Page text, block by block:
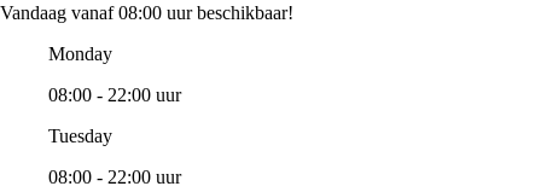
Vandaag vanaf 08:00 uur beschikbaar!
Monday
08:00 - 22:00 uur
Tuesday
08:00 - 22:00 uur